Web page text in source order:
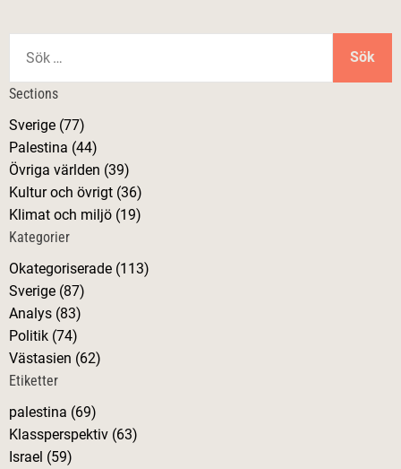
k
f
t
e
r
:
Sections
Sverige (77)
Palestina (44)
Övriga världen (39)
Kultur och övrigt (36)
Klimat och miljö (19)
Kategorier
Okategoriserade (113)
Sverige (87)
Analys (83)
Politik (74)
Västasien (62)
Etiketter
palestina (69)
Klassperspektiv (63)
Israel (59)